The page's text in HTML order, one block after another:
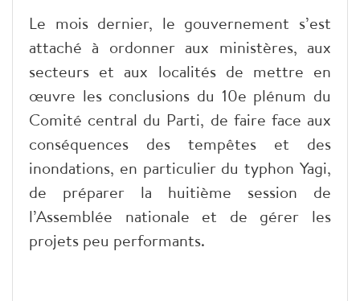
Le mois dernier, le gouvernement s’est
attaché à ordonner aux ministères, aux
secteurs et aux localités de mettre en
œuvre les conclusions du 10e plénum du
Comité central du Parti, de faire face aux
conséquences des tempêtes et des
inondations, en particulier du typhon Yagi,
de préparer la huitième session de
l’Assemblée nationale et de gérer les
projets peu performants.